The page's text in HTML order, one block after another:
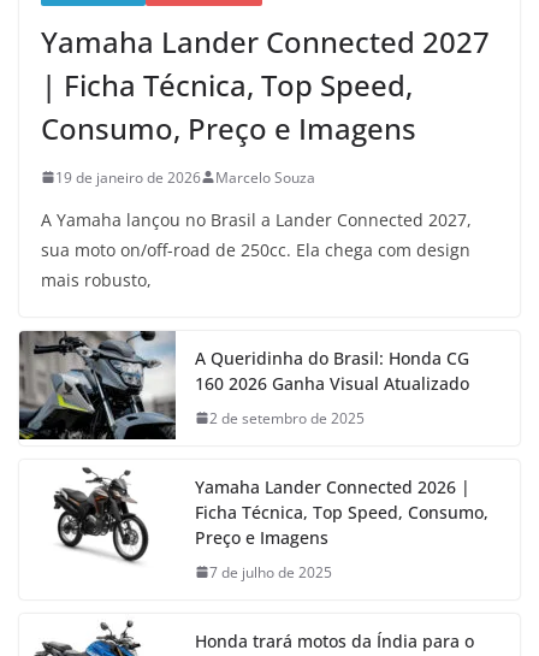
Yamaha Lander Connected 2027
| Ficha Técnica, Top Speed,
Consumo, Preço e Imagens
19 de janeiro de 2026 Marcelo Souza
A Yamaha lançou no Brasil a Lander Connected 2027,
sua moto on/off-road de 250cc. Ela chega com design
mais robusto,
A Queridinha do Brasil: Honda CG
160 2026 Ganha Visual Atualizado
2 de setembro de 2025
Yamaha Lander Connected 2026 |
Ficha Técnica, Top Speed, Consumo,
Preço e Imagens
7 de julho de 2025
Honda trará motos da Índia para o